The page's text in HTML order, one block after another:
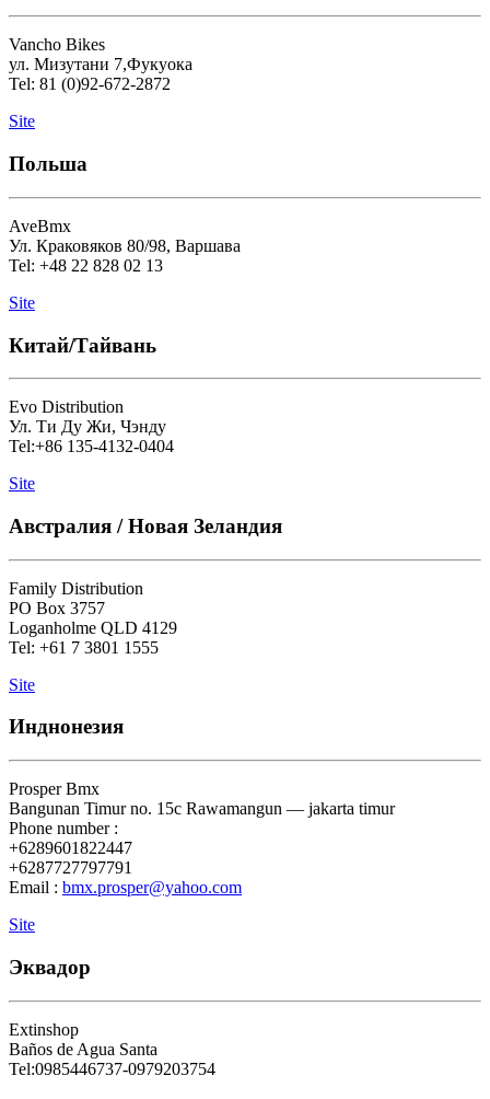
Vancho Bikes
ул. Мизутани 7,Фукуока
Tel: 81 (0)92-672-2872
Site
Польша
AveBmx
Ул. Краковяков 80/98, Варшава
Tel: +48 22 828 02 13
Site
Китай/Тайвань
Evo Distribution
Ул. Ти Ду Жи, Чэнду
Tel:+86 135-4132-0404
Site
Австралия / Новая Зеландия
Family Distribution
PO Box 3757
Loganholme QLD 4129
Tel: +61 7 3801 1555
Site
Инднонезия
Prosper Bmx
Bangunan Timur no. 15c Rawamangun — jakarta timur
Phone number :
+6289601822447
+6287727797791
Email : bmx.prosper@yahoo.com
Site
Эквадор
Extinshop
Baños de Agua Santa
Tel:0985446737-0979203754